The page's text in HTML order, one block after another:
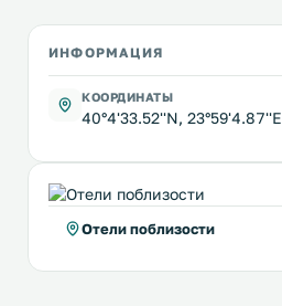
ИНФОРМАЦИЯ
КООРДИНАТЫ
40°4'33.52''N, 23°59'4.87''E
Отели поблизости